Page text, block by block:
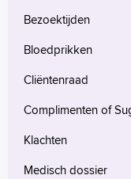
Bezoektijden
Bloedprikken
Cliëntenraad
Complimenten of
Klachten
Medisch dossier